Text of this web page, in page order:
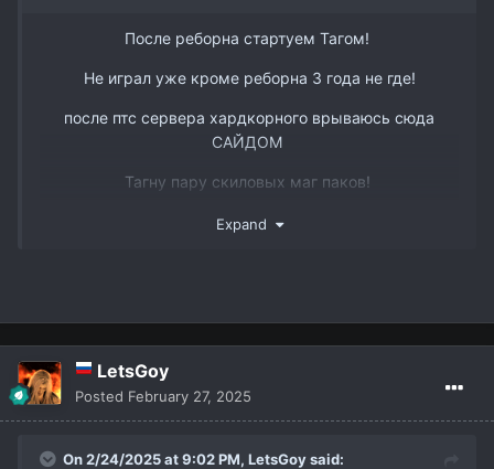
www.youtube.com/watch?v=DJJmtVgSQ6s&t
После реборна стартуем Тагом!
Не играл уже кроме реборна 3 года не где!
после птс сервера хардкорного врываюсь сюда
САЙДОМ
Тагну пару скиловых маг паков!
Так же есть пару слотов в пак 3 рес бп мм и овер
Expand
LetsGoy
Posted February 27, 2025
On 2/24/2025 at 9:02 PM, LetsGoysaid: